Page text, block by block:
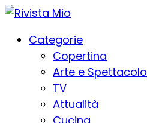
Categorie
Copertina
Arte e Spettacolo
TV
Attualità